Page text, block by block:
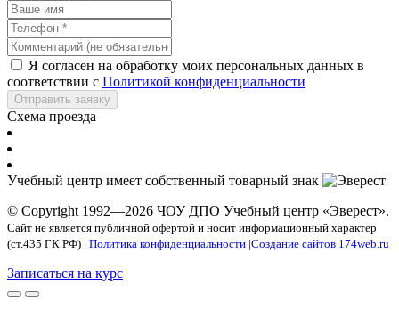
Я согласен на обработку моих персональных данных в
соответствии с Политикой конфиденциальности
Отправить заявку
Схема проезда
Учебный центр имеет собственный товарный знак
© Copyright 1992—2026 ЧОУ ДПО Учебный центр «Эверест».
Сайт не является публичной офертой и носит информационный характер
(ст.435 ГК РФ) | Политика конфиденциальности |Создание сайтов 174web.ru
Записаться на курс